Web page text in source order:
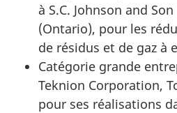
à S.C. Johnson and
(Ontario), pour les
de résidus et de gaz à
Catégorie grande
Teknion Corporation,
pour ses réalisations